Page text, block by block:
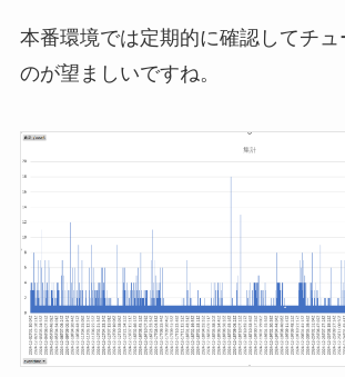
本番環境では定期的に確認してチュ
のが望ましいですね。